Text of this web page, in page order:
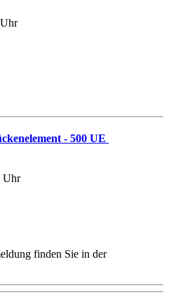
- 500 UE
Uhr
finden Sie in der